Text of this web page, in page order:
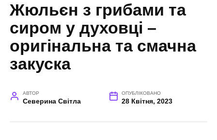
Жюльєн з грибами та
сиром у духовці –
оригінальна та смачна
закуска
АВТОР
Северина Світла
ОПУБЛІКОВАНО
28 Квітня, 2023